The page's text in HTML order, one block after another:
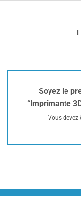
Soyez le
“Imprimante
Vous devez